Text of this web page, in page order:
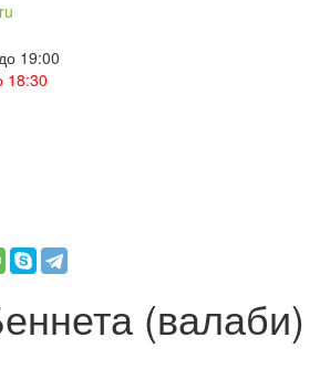
19:00
18:30
(валаби)